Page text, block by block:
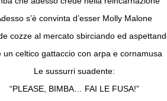
s’è convinta d’esser Molly Malone
cozze al mercato sbirciando ed
un celtico gattaccio con arpa e cornamusa
Le sussurri suadente:
“PLEASE, BIMBA… FAI LE FUSA!”